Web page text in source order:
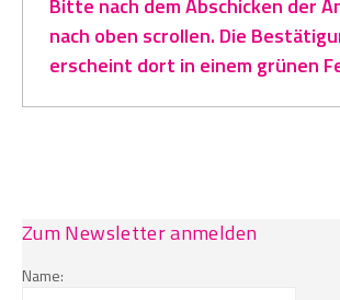
Bitte nach dem Abschicken der
nach oben scrollen. Die
erscheint dort in einem grünen
Zum Newsletter anmelden
Name: